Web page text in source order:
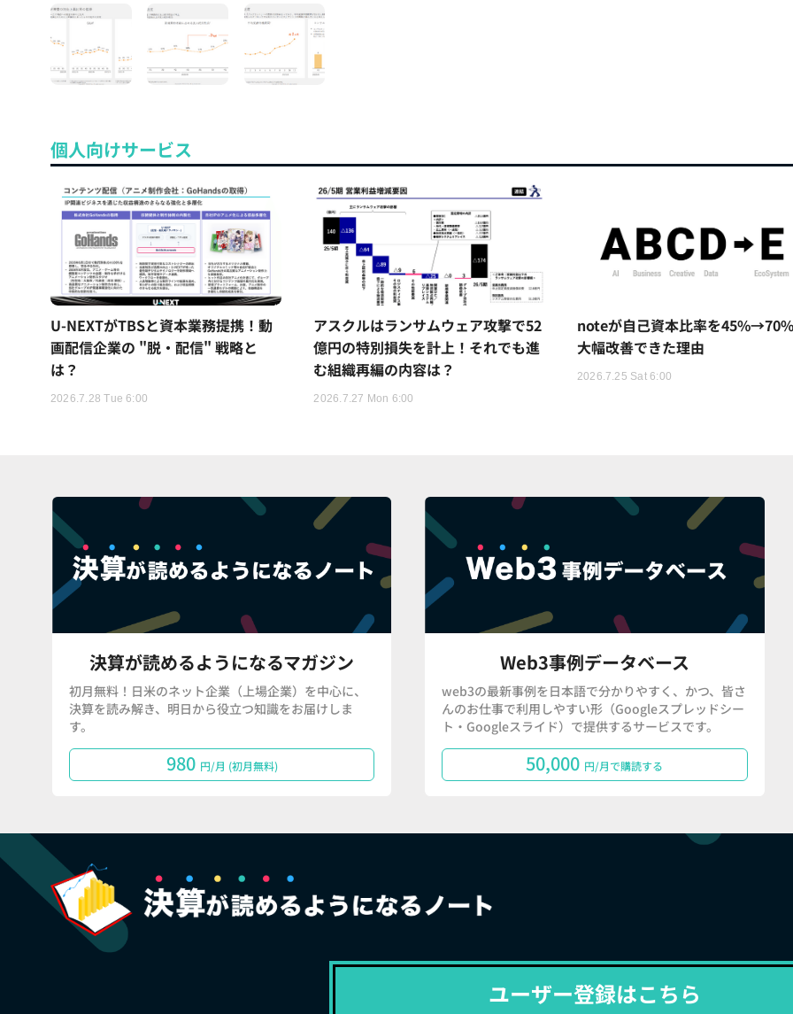
個人向けサービス
U-NEXTがTBSと資本業務提携！動
画配信企業の "脱・配信" 戦略と
は？
2026.7.28 Tue 6:00
アスクルはランサムウェア攻撃で52
億円の特別損失を計上！それでも進
む組織再編の内容は？
2026.7.27 Mon 6:00
noteが自己資本比率を
大幅改善できた理由
2026.7.25 Sat 6:00
決算が読めるようになるマガジン
初月無料！日米のネット企業（上場企業）を中心に、
決算を読み解き、明日から役立つ知識をお届けしま
す。
980 円/月 (初月無料)
Web3事例データベース
web3の最新事例を日本語で分かりやすく、かつ、皆さ
んのお仕事で利用しやすい形（Googleスプレッドシー
ト・Googleスライド）で提供するサービスです。
50,000 円/月で購読する
ユーザー登録はこちら